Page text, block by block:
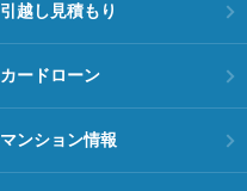
引越し見積もり
カードローン
マンション情報